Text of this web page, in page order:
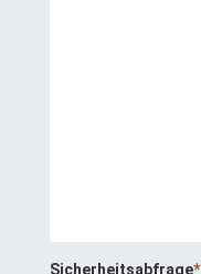
Sicherheitsabfrage*